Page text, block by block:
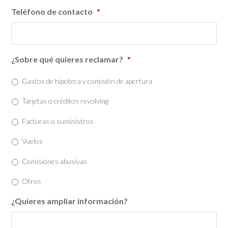
Teléfono de contacto *
¿Sobre qué quieres reclamar? *
Gastos de hipoteca y comisión de apertura
Tarjetas o créditos revolving
Facturas o suministros
Vuelos
Comisiones abusivas
Otros
¿Quieres ampliar información?